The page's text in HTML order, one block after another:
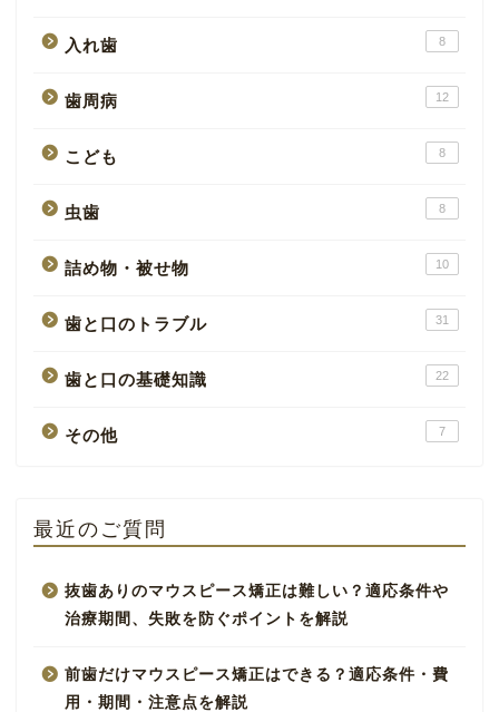
入れ歯 8
歯周病 12
こども 8
虫歯 8
詰め物・被せ物 10
歯と口のトラブル 31
歯と口の基礎知識 22
その他 7
最近のご質問
抜歯ありのマウスピース矯正は難しい？適応条件や
治療期間、失敗を防ぐポイントを解説
前歯だけマウスピース矯正はできる？適応条件・費
用・期間・注意点を解説